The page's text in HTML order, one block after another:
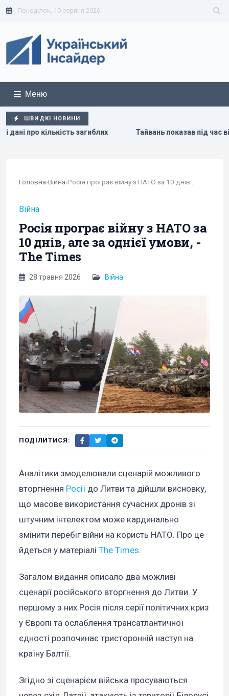
Понеділок, 10 серпня 2026
Меню
ШВИДКІ НОВИНИ
Тайвань показав під час військових навчань дрони,
Головна›Війна›
Війна
Росія програє війну з НАТО за
10 днів, але за однієї умови, -
The Times
28 травня 2026 Війна
ПОДІЛИТИСЯ:
Аналітики змоделювали сценарій можливого
вторгнення Росії до Литви та дійшли висновку,
що масове використання сучасних дронів зі
штучним інтелектом може кардинально
змінити перебіг війни на користь НАТО. Про це
йдеться у матеріалі The Times.
Загалом видання описало два можливі
сценарії російського вторгнення до Литви. У
першому з них Росія після серії політичних криз
у Європі та ослаблення трансатлантичної
єдності розпочинає тристоронній наступ на
країну Балтії.
Згідно зі сценарієм війська просуваються